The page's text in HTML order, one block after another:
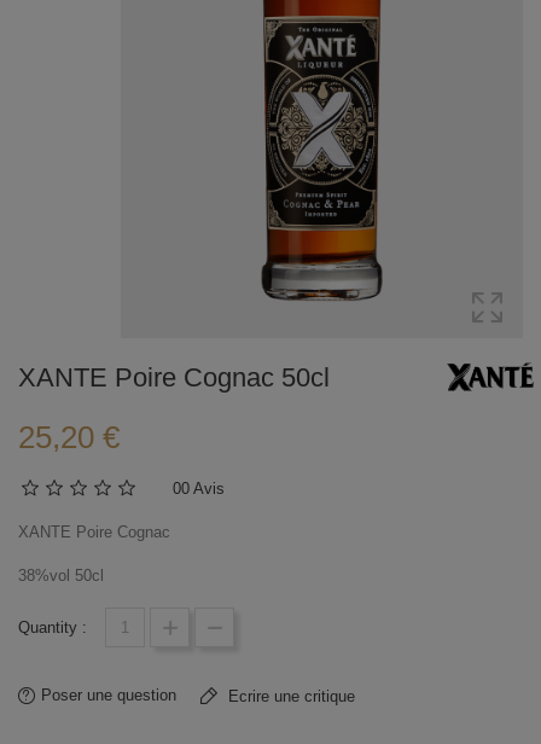
XANTE Poire Cognac 50cl
25,20 €
00 Avis
XANTE Poire Cognac
38%vol 50cl
Quantity :
Poser une question Ecrire une critique